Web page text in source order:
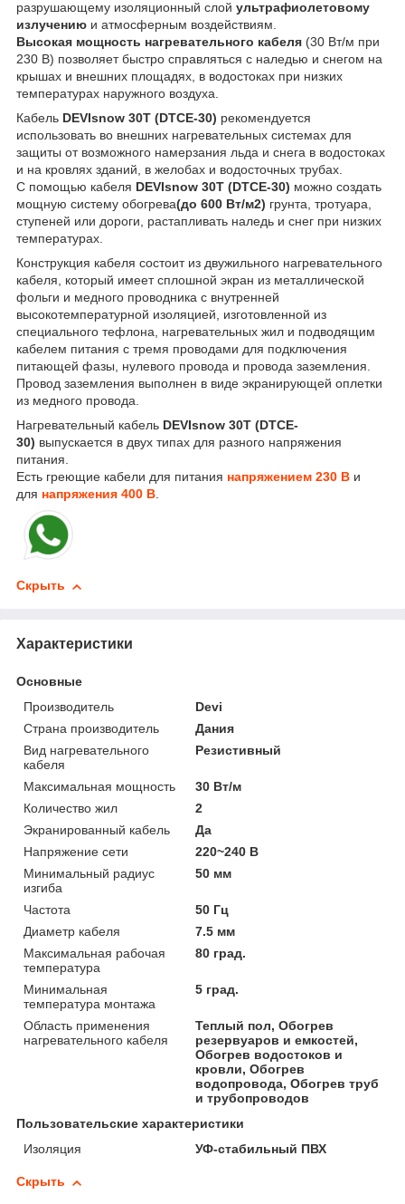
разрушающему изоляционный слой ультрафиолетовому
излучению и атмосферным воздействиям.
Высокая мощность нагревательного кабеля (30 Вт/м при
230 В) позволяет быстро справляться с наледью и снегом на
крышах и внешних площадях, в водостоках при низких
температурах наружного воздуха.
Кабель DEVIsnow 30T (DTCE-30) рекомендуется
использовать во внешних нагревательных системах для
защиты от возможного намерзания льда и снега в водостоках
и на кровлях зданий, в желобах и водосточных трубах.
С помощью кабеля DEVIsnow 30T (DTCE-30) можно создать
мощную систему обогрева(до 600 Вт/м2) грунта, тротуара,
ступеней или дороги, растапливать наледь и снег при низких
температурах.
Конструкция кабеля состоит из двужильного нагревательного
кабеля, который имеет сплошной экран из металлической
фольги и медного проводника с внутренней
высокотемпературной изоляцией, изготовленной из
специального тефлона, нагревательных жил и подводящим
кабелем питания с тремя проводами для подключения
питающей фазы, нулевого провода и провода заземления.
Провод заземления выполнен в виде экранирующей оплетки
из медного провода.
Нагревательный кабель DEVIsnow 30T (DTCE-
30) выпускается в двух типах для разного напряжения
питания.
Есть греющие кабели для питания напряжением 230 В и
для напряжения 400 В.
Скрыть
Характеристики
Основные
Производитель
Devi
Страна производитель
Дания
Вид нагревательного
кабеля
Резистивный
Максимальная мощность
30 Вт/м
Количество жил
2
Экранированный кабель
Да
Напряжение сети
220~240 В
Минимальный радиус
изгиба
50 мм
Частота
50 Гц
Диаметр кабеля
7.5 мм
Максимальная рабочая
температура
80 град.
Минимальная
температура монтажа
5 град.
Область применения
нагревательного кабеля
Теплый пол, Обогрев
резервуаров и емкостей,
Обогрев водостоков и
кровли, Обогрев
водопровода, Обогрев труб
и трубопроводов
Пользовательские характеристики
Изоляция
УФ-стабильный ПВХ
Скрыть